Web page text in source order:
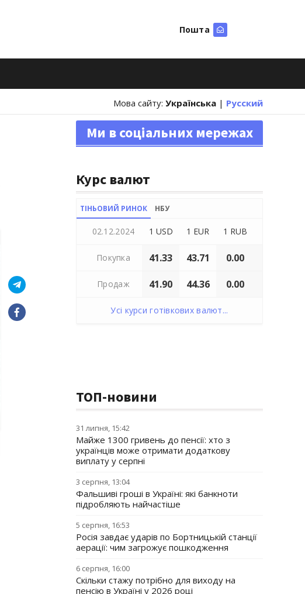
Пошта
Мова сайту: Українська | Русский
Ми в соціальних мережах
Курс валют
ТІНЬОВИЙ РИНОК НБУ
02.12.2024 1 USD 1 EUR 1 RUB
Покупка 41.33 43.71 0.00
Продаж 41.90 44.36 0.00
Усі курси готівкових валют...
ТОП-новини
31 липня, 15:42
Майже 1300 гривень до пенсії: хто з
українців може отримати додаткову
виплату у серпні
3 серпня, 13:04
Фальшиві гроші в Україні: які банкноти
підробляють найчастіше
5 серпня, 16:53
Росія завдає ударів по Бортницькій станції
аерації: чим загрожує пошкодження
6 серпня, 16:00
Скільки стажу потрібно для виходу на
пенсію в Україні у 2026 році